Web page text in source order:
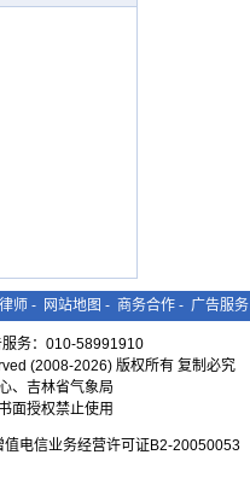
师 - 网站地图 - 商务合作 - 广告服务
务：010-58991910
(2008-2026) 版权所有 复制必究
、吉林省气象局
面授权禁止使用
电信业务经营许可证B2-20050053